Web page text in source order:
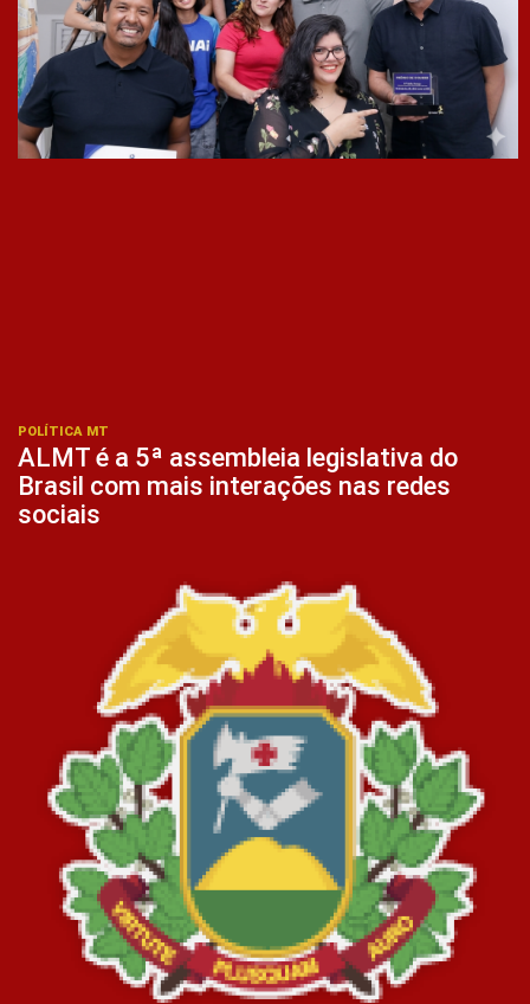
POLÍTICA MT
ALMT é a 5ª assembleia legislativa do
Brasil com mais interações nas redes
sociais